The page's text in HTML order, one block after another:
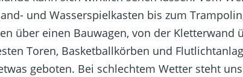
und Wasserspielkasten bis zum
über einen Bauwagen, von der Kletterwand
Toren, Basketballkörben und
geboten. Bei schlechtem Wetter steht